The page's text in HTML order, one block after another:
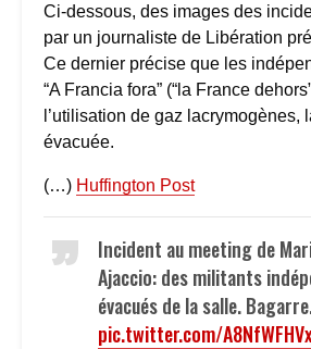
Ci-dessous, des images des
par un journaliste de Libération
Ce dernier précise que les
“A Francia fora” (“la France
l’utilisation de gaz lacrymogènes,
évacuée.
(…) Huffington Post
Incident au meeting de
Ajaccio: des militants
évacués de la salle.
pic.twitter.com/